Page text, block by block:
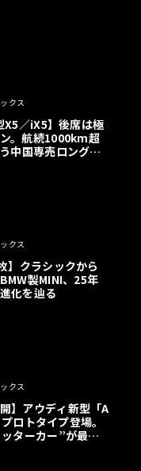
エンドなど優雅な
を備え、屋根を閉め
、正しくはステーシ
ペは「C205」、カブ
クス
X5／iX5】後席は極
ン。航続1000km超
中国専売ロング仕
クス
】クラシックから
製MINI、25年
化を辿る
クス
開】アウディ新型「A
ロトタイプ登場。
ターカー”が最高
ーBEVとして復活